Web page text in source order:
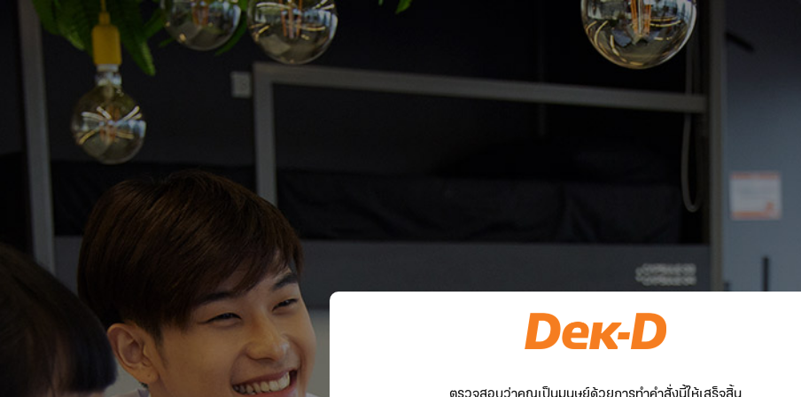
ตรวจสอบว่าคุณเป็นมนุษย์ด้วยการทำคำสั่งนี้ให้เสร็จสิ้น